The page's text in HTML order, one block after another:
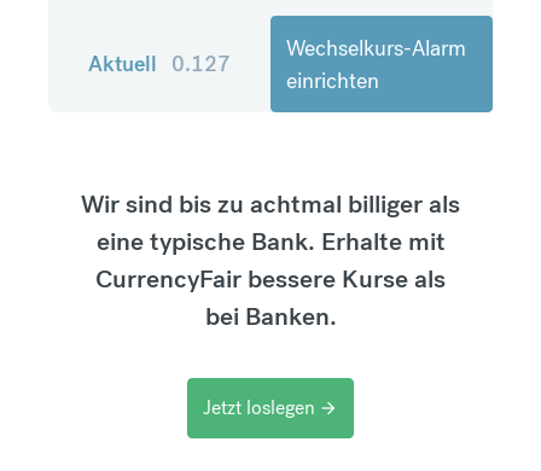
Aktuell 0.127
Wechselkurs-Alarm
einrichten
Wir sind bis zu achtmal billiger als
eine typische Bank. Erhalte mit
CurrencyFair bessere Kurse als
bei Banken.
Jetzt loslegen arrow_forward